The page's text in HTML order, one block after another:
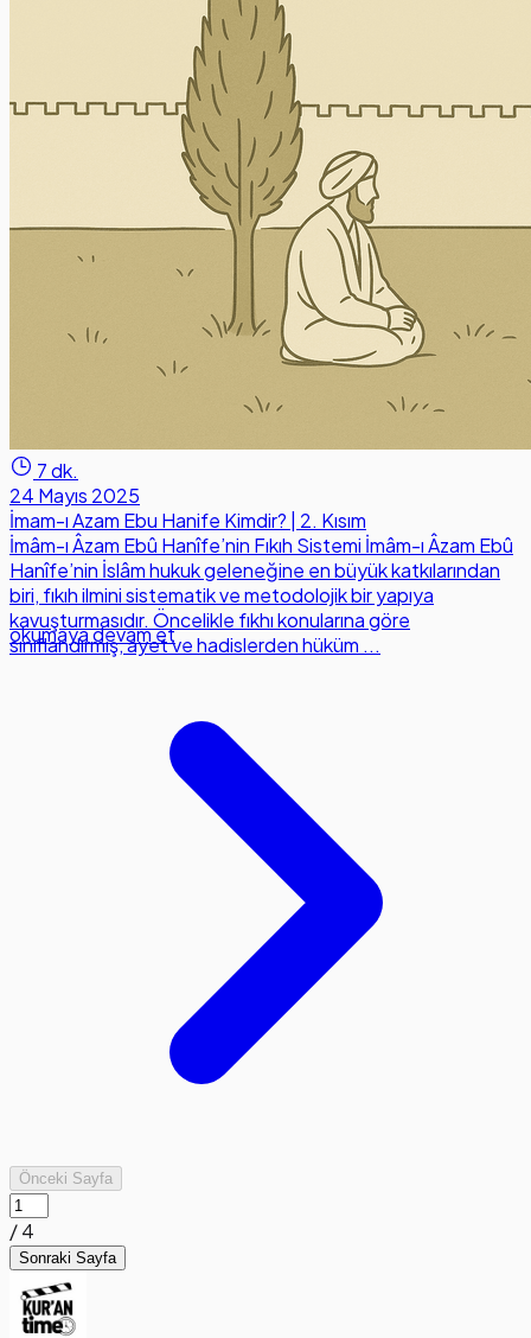
7 dk.
24 Mayıs 2025
İmam-ı Azam Ebu Hanife Kimdir? | 2. Kısım
İmâm-ı Âzam Ebû Hanîfe’nin Fıkıh Sistemi İmâm-ı Âzam Ebû
Hanîfe’nin İslâm hukuk geleneğine en büyük katkılarından
biri, fıkıh ilmini sistematik ve metodolojik bir yapıya
kavuşturmasıdır. Öncelikle fıkhı konularına göre
sınıflandırmış, ayet ve hadislerden hüküm ...
okumaya devam et
Önceki Sayfa
/4
Sonraki Sayfa